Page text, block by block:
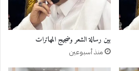
بين رسالة الشعر وضجيج المهاترات
منذ أسبوعين